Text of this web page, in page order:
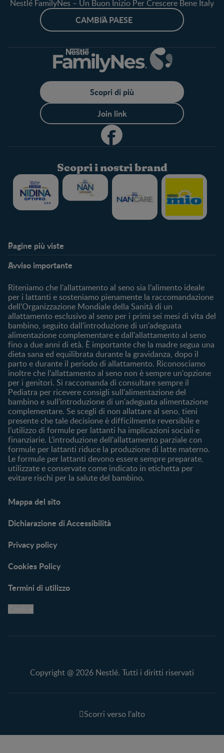
Nestlé FamilyNes – Un Buon Inizio Per Crescere Bene Italy
CAMBIA PAESE
Scopri di più
Join link
Scopri i nostri brand
Pagine più viste​
My Expert
FAQ
Contattaci
Chi Siamo
Accedi/registrati
Acquista
Cerca prodotto
I nostri brand
Cerca un negozio
Avviso importante
Riteniamo che l'allattamento al seno sia l’alimento ideale
per i lattanti e sosteniamo pienamente la raccomandazione
dell'Organizzazione Mondiale della Sanità di un
allattamento esclusivo al seno per i primi sei mesi di vita del
bambino, seguito dall'introduzione di un'adeguata
alimentazione complementare e dall'allattamento al seno
fino a due anni di età. È importante che la madre segua una
dieta sana ed equilibrata durante la gravidanza, dopo il
parto e durante il periodo di allattamento. Riconosciamo
inoltre che l'allattamento al seno non è sempre un'opzione
per i genitori. Si raccomanda di consultare sempre il
Pediatra per ricevere consigli sull’alimentazione del
bambino e sull'introduzione di un'adeguata alimentazione
complementare. Se scegli di non allattare al seno, tieni
presente che tale decisione è difficilmente reversibile e
l’utilizzo di formule per lattanti ha implicazioni sociali e
finanziarie. L'introduzione dell'allattamento parziale con
formule per lattanti riduce la produzione di latte materno.
Le formule per lattanti devono essere sempre preparate,
utilizzate e conservate come indicato in etichetta per
evitare rischi per la salute del bambino.
Mappa del sito
Dichiarazione di Accessibilità
Privacy policy
Cookies Policy
Termini di utilizzo
Copyright @ 2026 Nestlé. Tutti i diritti riservati
Scorri verso l'alto